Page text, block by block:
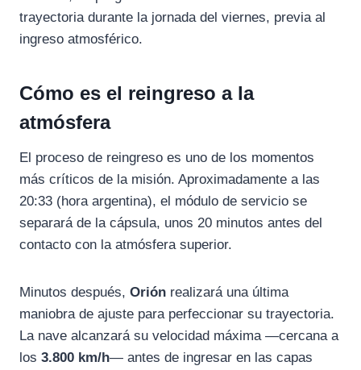
trayectoria durante la jornada del viernes, previa al
ingreso atmosférico.
Cómo es el reingreso a la
atmósfera
El proceso de reingreso es uno de los momentos
más críticos de la misión. Aproximadamente a las
20:33 (hora argentina), el módulo de servicio se
separará de la cápsula, unos 20 minutos antes del
contacto con la atmósfera superior.
Minutos después, Orión realizará una última
maniobra de ajuste para perfeccionar su trayectoria.
La nave alcanzará su velocidad máxima —cercana a
los 3.800 km/h— antes de ingresar en las capas